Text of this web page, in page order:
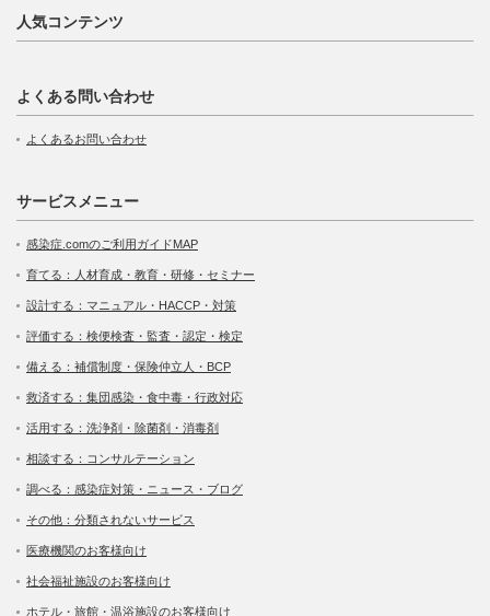
人気コンテンツ
よくある問い合わせ
よくあるお問い合わせ
サービスメニュー
感染症.comのご利用ガイドMAP
育てる：人材育成・教育・研修・セミナー
設計する：マニュアル・HACCP・対策
評価する：検便検査・監査・認定・検定
備える：補償制度・保険仲立人・BCP
救済する：集団感染・食中毒・行政対応
活用する：洗浄剤・除菌剤・消毒剤
相談する：コンサルテーション
調べる：感染症対策・ニュース・ブログ
その他：分類されないサービス
医療機関のお客様向け
社会福祉施設のお客様向け
ホテル・旅館・温浴施設のお客様向け